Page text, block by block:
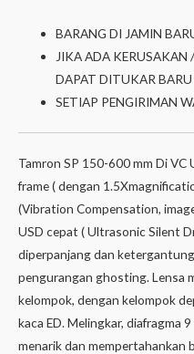
BARANG DI JAMIN
JIKA ADA
DAPAT DITUKAR BARU
SETIAP PENGIRIMAN
Tamron SP 150-600 mm Di
frame ( dengan
(Vibration Compensation,
USD cepat ( Ultrasonic Silent
diperpanjang dan
pengurangan ghosting. Lensa
kelompok, dengan kelompok
kaca ED. Melingkar, diafragma
menarik dan mempertahankan